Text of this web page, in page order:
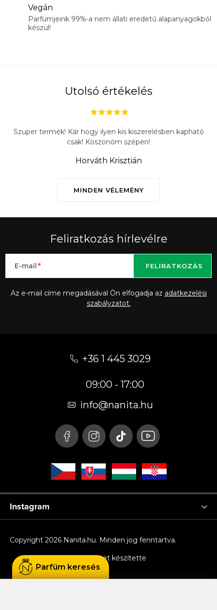
Vegán
Parfümjeink 99%-a nem állati eredetű alapanyagokból
készül!
Utolsó értékelés
MINDEN VÉLEMÉNY
Szuper termék! Kár hogy ilyen kis kiszerelésben kapható
csak! Köszönöm szépen!
Horváth Krisztián
Feliratkozás hírlevélre
E-mail
Az e-mail címe megadásával Ön elfogadja az adatkezelési
szabályzatot.
FELIRATKOZÁS
+36 1 445 3029
09:00 - 17:00
info@nanita.hu
Instagram
Shoptet készítette
Copyright 2026 Nanita.hu. Minden jog fenntartva.
Parfüm keresés